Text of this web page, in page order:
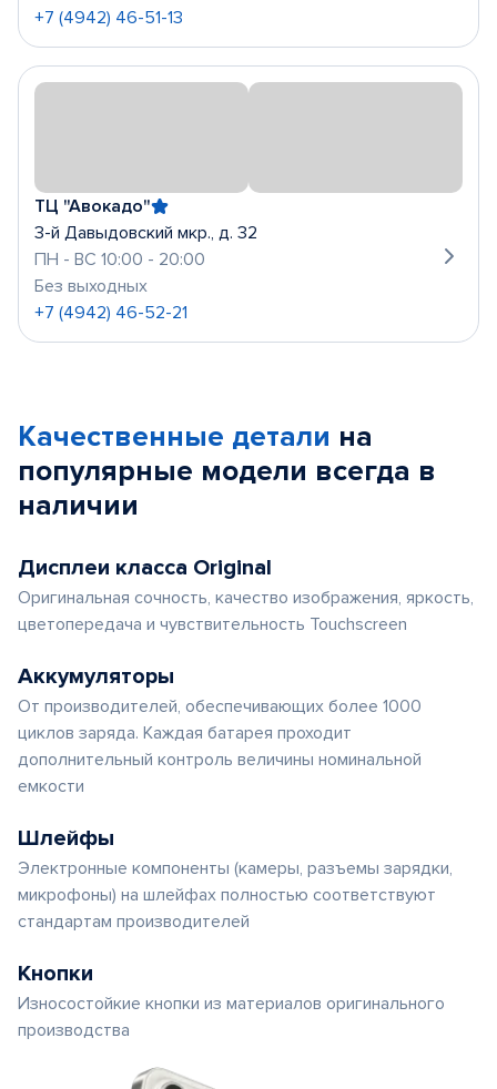
+7 (4942) 46-51-13
ТЦ "Авокадо"
3-й Давыдовский мкр., д. 32
ПН - ВС 10:00 - 20:00
Без выходных
+7 (4942) 46-52-21
Качественные детали на
популярные модели всегда в
наличии
Дисплеи класса Original
Оригинальная сочность, качество изображения, яркость,
цветопередача и чувствительность Touchscreen
Аккумуляторы
От производителей, обеспечивающих более 1000
циклов заряда. Каждая батарея проходит
дополнительный контроль величины номинальной
емкости
Шлейфы
Электронные компоненты (камеры, разъемы зарядки,
микрофоны) на шлейфах полностью соответствуют
стандартам производителей
Кнопки
Износостойкие кнопки из материалов оригинального
производства